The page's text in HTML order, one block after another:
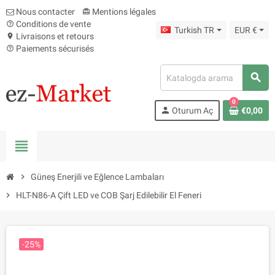
Nous contacter card_giftcard Mentions légales
help_outline Conditions de vente
location_on Livraisons et retours
help_outline Paiements sécurisés
Turkish TR EUR €
search
person Oturum Aç
0
€0,00
view_headline
chevron_right
Güneş Enerjili ve Eğlence Lambaları
chevron_right
HLT-N86-A Çift LED ve COB Şarj Edilebilir El Feneri
-25%